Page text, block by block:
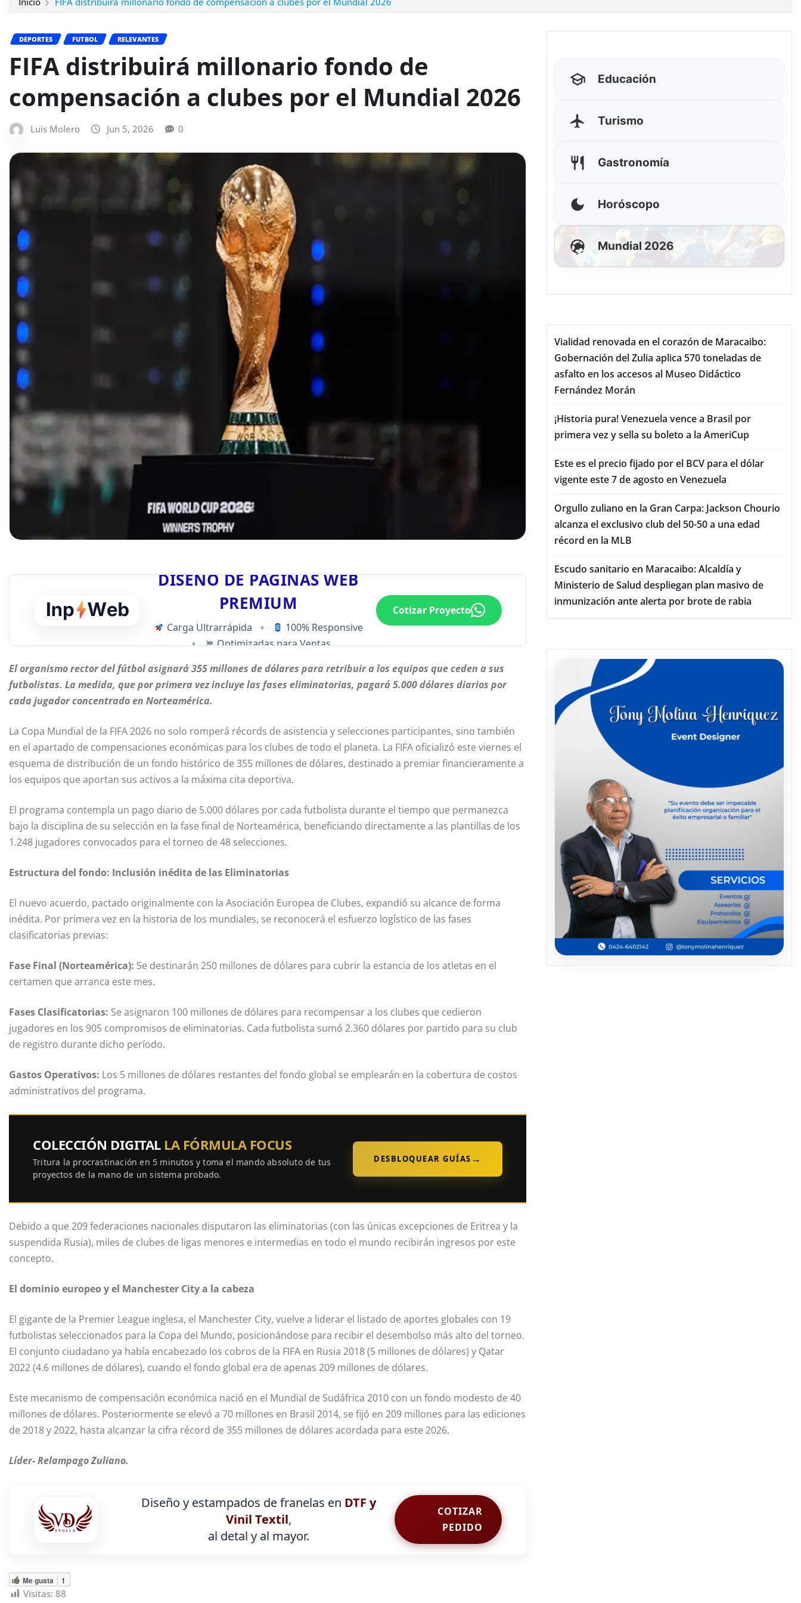
DEPORTES FUTBOL RELEVANTES
FIFA distribuirá millonario fondo de
compensación a clubes por el Mundial 2026
Luis Molero Jun 5, 2026 0
DISEÑO DE PÁGINAS WEB
PREMIUM
Carga Ultrarrápida •
100% Responsive
•
Optimizadas para Ventas
Cotizar Proyecto
El organismo rector del fútbol asignará 355 millones de dólares para retribuir a los equipos que ceden a sus
futbolistas. La medida, que por primera vez incluye las fases eliminatorias, pagará 5.000 dólares diarios por
cada jugador concentrado en Norteamérica.
La Copa Mundial de la FIFA 2026 no solo romperá récords de asistencia y selecciones participantes, sino también
en el apartado de compensaciones económicas para los clubes de todo el planeta. La FIFA oficializó este viernes el
esquema de distribución de un fondo histórico de 355 millones de dólares, destinado a premiar financieramente a
los equipos que aportan sus activos a la máxima cita deportiva.
El programa contempla un pago diario de 5.000 dólares por cada futbolista durante el tiempo que permanezca
bajo la disciplina de su selección en la fase final de Norteamérica, beneficiando directamente a las plantillas de los
1.248 jugadores convocados para el torneo de 48 selecciones.
Estructura del fondo: Inclusión inédita de las Eliminatorias
El nuevo acuerdo, pactado originalmente con la Asociación Europea de Clubes, expandió su alcance de forma
inédita. Por primera vez en la historia de los mundiales, se reconocerá el esfuerzo logístico de las fases
clasificatorias previas:
Fase Final (Norteamérica): Se destinarán 250 millones de dólares para cubrir la estancia de los atletas en el
certamen que arranca este mes.
Fases Clasificatorias: Se asignaron 100 millones de dólares para recompensar a los clubes que cedieron
jugadores en los 905 compromisos de eliminatorias. Cada futbolista sumó 2.360 dólares por partido para su club
de registro durante dicho período.
Gastos Operativos: Los 5 millones de dólares restantes del fondo global se emplearán en la cobertura de costos
administrativos del programa.
COLECCIÓN DIGITAL LA FÓRMULA FOCUS
Tritura la procrastinación en 5 minutos y toma el mando absoluto de tus
proyectos de la mano de un sistema probado.
DESBLOQUEAR GUÍAS →
Debido a que 209 federaciones nacionales disputaron las eliminatorias (con las únicas excepciones de Eritrea y la
suspendida Rusia), miles de clubes de ligas menores e intermedias en todo el mundo recibirán ingresos por este
concepto.
El dominio europeo y el Manchester City a la cabeza
El gigante de la Premier League inglesa, el Manchester City, vuelve a liderar el listado de aportes globales con 19
futbolistas seleccionados para la Copa del Mundo, posicionándose para recibir el desembolso más alto del torneo.
El conjunto ciudadano ya había encabezado los cobros de la FIFA en Rusia 2018 (5 millones de dólares) y Qatar
2022 (4.6 millones de dólares), cuando el fondo global era de apenas 209 millones de dólares.
Este mecanismo de compensación económica nació en el Mundial de Sudáfrica 2010 con un fondo modesto de 40
millones de dólares. Posteriormente se elevó a 70 millones en Brasil 2014, se fijó en 209 millones para las ediciones
de 2018 y 2022, hasta alcanzar la cifra récord de 355 millones de dólares acordada para este 2026.
Líder- Relampago Zuliano.
Diseño y estampados de franelas en DTF y
Vinil Textil,
al detal y al mayor.
COTIZAR
PEDIDO
Me gusta 1
Visitas: 88
Educación
Turismo
Gastronomía
Horóscopo
Mundial 2026
Vialidad renovada en el corazón de Maracaibo:
Gobernación del Zulia aplica 570 toneladas de
asfalto en los accesos al Museo Didáctico
Fernández Morán
¡Historia pura! Venezuela vence a Brasil por
primera vez y sella su boleto a la AmeriCup
Este es el precio fijado por el BCV para el dólar
vigente este 7 de agosto en Venezuela
Orgullo zuliano en la Gran Carpa: Jackson Chourio
alcanza el exclusivo club del 50-50 a una edad
récord en la MLB
Escudo sanitario en Maracaibo: Alcaldía y
Ministerio de Salud despliegan plan masivo de
inmunización ante alerta por brote de rabia